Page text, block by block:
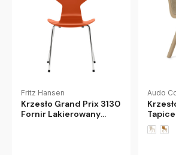
Fritz Hansen
Krzesło Grand Prix 3130
Fornir Lakierowany
Audo
02